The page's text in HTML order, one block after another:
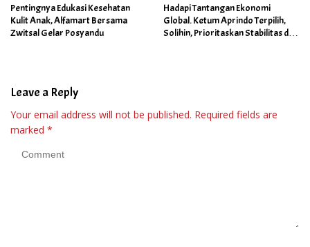
Pentingnya Edukasi Kesehatan
Kulit Anak, Alfamart Bersama
Zwitsal Gelar Posyandu
Hadapi Tantangan Ekonomi
Global. Ketum Aprindo Terpilih,
Solihin, Prioritaskan Stabilitas dan
Leave a Reply
Your email address will not be published. Required fields are
marked *